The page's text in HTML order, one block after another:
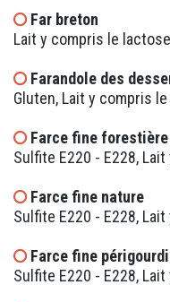
Far breton
Lait y compris le
Farandole des
Gluten, Lait y compris
Farce fine forestière
Sulfite E220 - E228,
Farce fine nature
Sulfite E220 - E228,
Farce fine
Sulfite E220 - E228,